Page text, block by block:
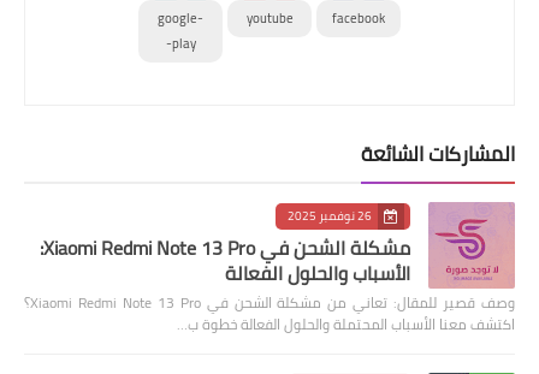
facebook
youtube
google-
play-
المشاركات الشائعة
26 نوفمبر 2025
مشكلة الشحن في Xiaomi Redmi Note 13 Pro:
الأسباب والحلول الفعالة
وصف قصير للمقال: تعاني من مشكلة الشحن في Xiaomi Redmi Note 13 Pro؟
اكتشف معنا الأسباب المحتملة والحلول الفعالة خطوة ب…